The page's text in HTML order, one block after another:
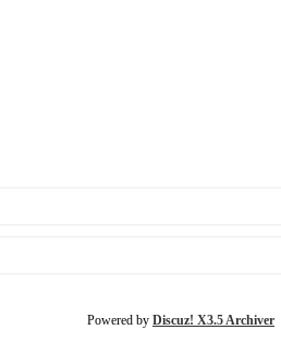
Powered by Discuz! X3.5 Archiver